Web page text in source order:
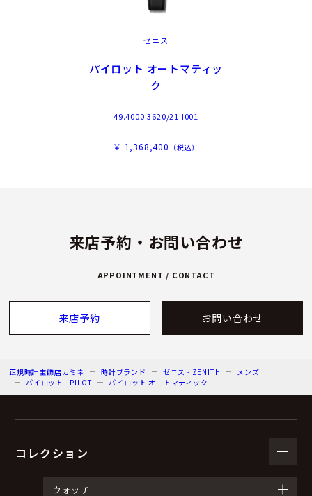
ゼニス
パイロット オートマティッ
ク
49.4000.3620/21.I001
￥ 1,368,400 （税込）
来店予約・お問い合わせ
APPOINTMENT / CONTACT
来店予約 お問い合わせ
正規時計宝飾店カミネ 時計ブランド ゼニス - ZENITH
メンズ
パイロット - PILOT
パイロット オートマティック
コレクション
ウォッチ